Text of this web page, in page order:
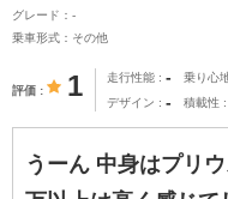
グレード：-
乗車形式：その他
評価 1 走行性能 - 乗り心
デザイン - 積載性
うーん 中身はプリ